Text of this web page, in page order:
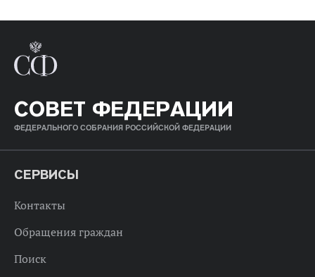
СОВЕТ ФЕДЕРАЦИИ
ФЕДЕРАЛЬНОГО СОБРАНИЯ РОССИЙСКОЙ ФЕДЕРАЦИИ
СЕРВИСЫ
Контакты
Обращения граждан
Поиск